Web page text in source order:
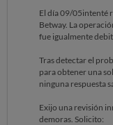
El día 09/05intenté
Betway. La
fue igualmente
Tras detectar el
para obtener una
ninguna respuesta
Exijo una revisión
demoras. Solicito: